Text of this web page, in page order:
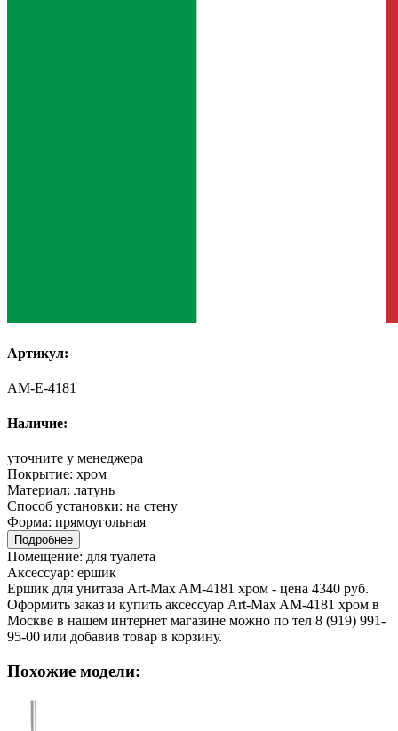
Артикул:
AM-E-4181
Наличие:
уточните у менеджера
Покрытие: хром
Материал: латунь
Способ установки: на стену
Форма: прямоугольная
Подробнее
Помещение: для туалета
Аксессуар: ершик
Ершик для унитаза Art-Max AM-4181 хром - цена 4340 руб.
Оформить заказ и купить аксессуар Art-Max AM-4181 хром в
Москве в нашем интернет магазине можно по тел 8 (919) 991-
95-00 или добавив товар в корзину.
Похожие модели: